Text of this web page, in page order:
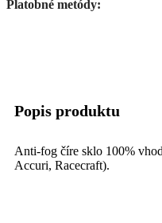
Platobné metódy:
Popis produktu
Anti-fog číre sklo 100%
Accuri, Racecraft).